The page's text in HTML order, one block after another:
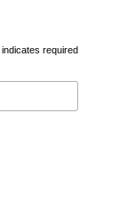
indicates required